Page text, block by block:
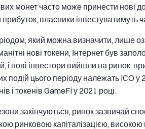
монет часто може принести нові
власники інвестуватимуть
який можна визначити, лише
нові токени, Інтернет був
і нові інвестори вийшли на ринок,
подій цього періоду належать ICO у
і токенів GameFi у 2021 році.
закінчуються, ринок зазвичай
ринковою капіталізацією,